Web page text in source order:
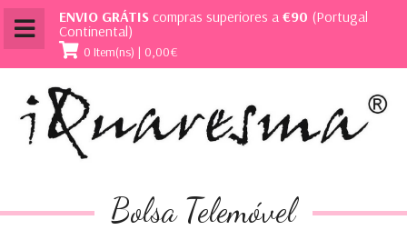
ENVIO GRÁTIS compras superiores a €90 (Portugal
Continental)
0 Item(ns) | 0,00€
Bolsa Telemóvel